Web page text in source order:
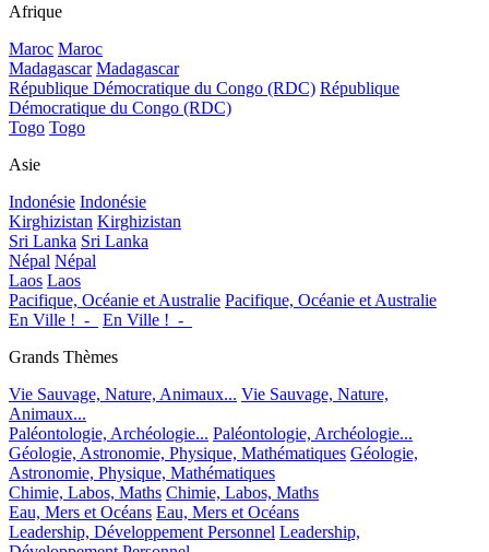
Afrique
Maroc Maroc
Madagascar Madagascar
République Démocratique du Congo (RDC) République
Démocratique du Congo (RDC)
Togo Togo
Asie
Indonésie Indonésie
Kirghizistan Kirghizistan
Sri Lanka Sri Lanka
Népal Népal
Laos Laos
Pacifique, Océanie et Australie Pacifique, Océanie et Australie
En Ville !_-_
En Ville !_-_
Grands Thèmes
Vie Sauvage, Nature, Animaux... Vie Sauvage, Nature,
Animaux...
Paléontologie, Archéologie... Paléontologie, Archéologie...
Géologie, Astronomie, Physique, Mathématiques Géologie,
Astronomie, Physique, Mathématiques
Chimie, Labos, Maths Chimie, Labos, Maths
Eau, Mers et Océans Eau, Mers et Océans
Leadership, Développement Personnel Leadership,